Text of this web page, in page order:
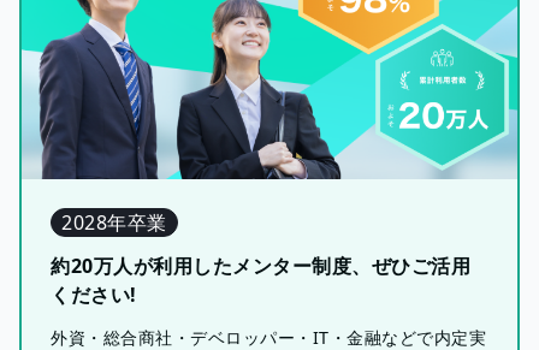
2028年卒業
約20万人が利用したメンター制度、ぜひご活用
ください!
外資・総合商社・デベロッパー・IT・金融などで内定実